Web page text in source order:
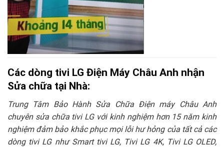
Các dòng tivi LG Điện Máy Châu Anh nhận
Sửa chữa tại Nhà:
Trung Tâm Bảo Hành Sửa Chữa Điện máy Châu Anh
chuyên sửa chữa tivi LG với kinh nghiệm hơn 15 năm kinh
nghiệm đảm bảo khắc phục mọi lỗi hư hỏng của tất cả các
dòng tivi LG như Smart tivi LG, Tivi LG 4K, Tivi LG OLED,